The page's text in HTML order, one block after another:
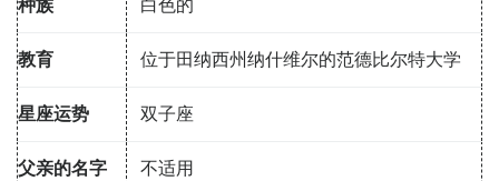
种族 白色的
教育 位于田纳西州纳什维尔的范德比尔特大学
星座运势 双子座
父亲的名字 不适用